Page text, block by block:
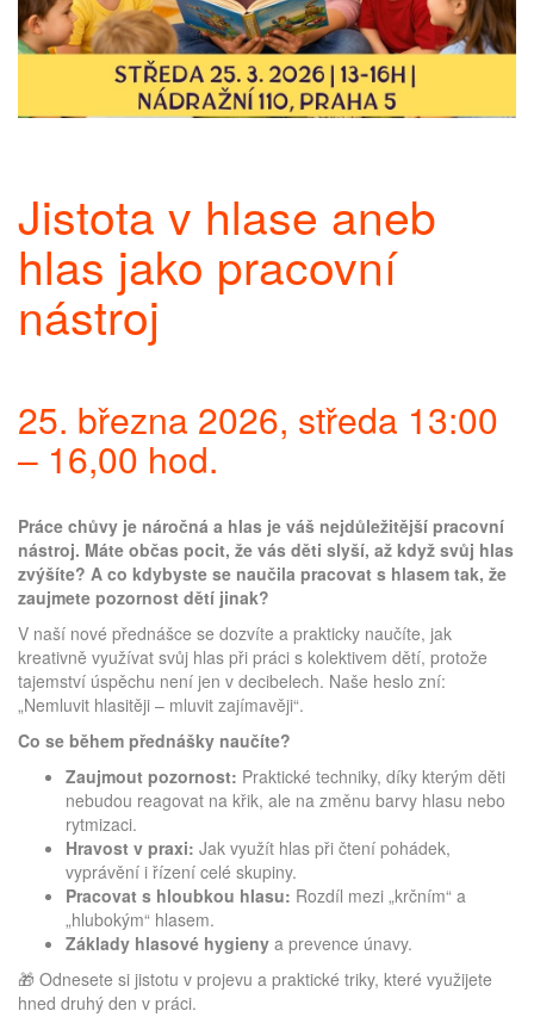
Jistota v hlase aneb
hlas jako pracovní
nástroj
25. března 2026, středa 13:00
– 16,00 hod.
Práce chůvy je náročná a hlas je váš nejdůležitější pracovní
nástroj. Máte občas pocit, že vás děti slyší, až když svůj hlas
zvýšíte? A co kdybyste se naučila pracovat s hlasem tak, že
zaujmete pozornost dětí jinak?
V naší nové přednášce se dozvíte a prakticky naučíte, jak
kreativně využívat svůj hlas při práci s kolektivem dětí, protože
tajemství úspěchu není jen v decibelech. Naše heslo zní:
„Nemluvit hlasitěji – mluvit zajímavěji“.
Co se během přednášky naučíte?
Zaujmout pozornost: Praktické techniky, díky kterým děti
nebudou reagovat na křik, ale na změnu barvy hlasu nebo
rytmizaci.
Hravost v praxi: Jak využít hlas při čtení pohádek,
vyprávění i řízení celé skupiny.
Pracovat s hloubkou hlasu: Rozdíl mezi „krčním“ a
„hlubokým“ hlasem.
Základy hlasové hygieny a prevence únavy.
🎁 Odnesete si jistotu v projevu a praktické triky, které využijete
hned druhý den v práci.